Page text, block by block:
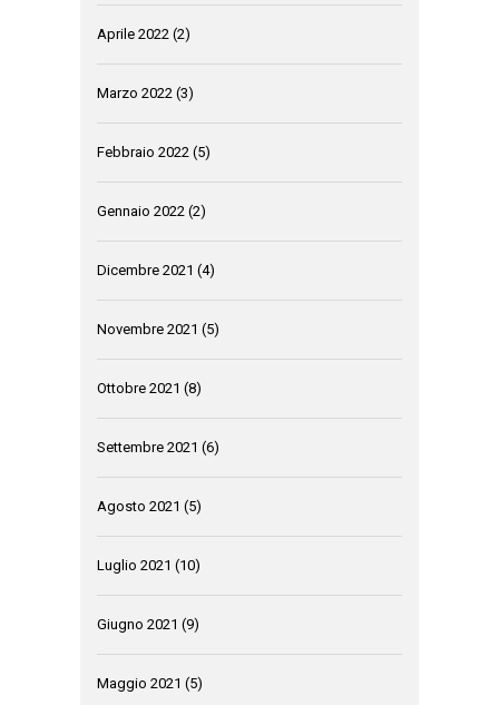
Aprile 2022 (2)
Marzo 2022 (3)
Febbraio 2022 (5)
Gennaio 2022 (2)
Dicembre 2021 (4)
Novembre 2021 (5)
Ottobre 2021 (8)
Settembre 2021 (6)
Agosto 2021 (5)
Luglio 2021 (10)
Giugno 2021 (9)
Maggio 2021 (5)